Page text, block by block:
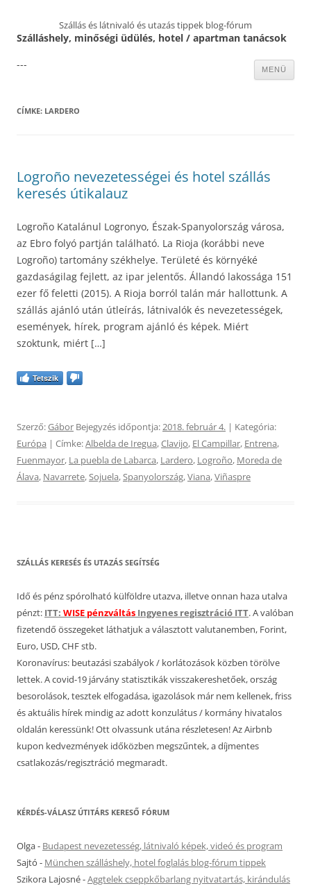
Szállás és látnivaló és utazás tippek blog-fórum
Szálláshely, minőségi üdülés, hotel / apartman tanácsok
MENÜ
---
CÍMKE: LARDERO
Logroño nevezetességei és hotel szállás
keresés útikalauz
Logroño Katalánul Logronyo, Észak-Spanyolország városa,
az Ebro folyó partján található. La Rioja (korábbi neve
Logroño) tartomány székhelye. Területé és környéké
gazdaságilag fejlett, az ipar jelentős. Állandó lakossága 151
ezer fő feletti (2015). A Rioja borról talán már hallottunk. A
szállás ajánló után útleírás, látnivalók és nevezetességek,
események, hírek, program ajánló és képek. Miért
szoktunk, miért […]
Tetszik
Szerző:Gábor Bejegyzés időpontja:2018. február 4. | Kategória:
Európa | Címke:Albelda de Iregua,Clavijo, El Campillar, Entrena,
Fuenmayor, La puebla de Labarca, Lardero, Logroño, Moreda de
Álava, Navarrete,Sojuela,Spanyolország,Viana,Viñaspre
SZÁLLÁS KERESÉS ÉS UTAZÁS SEGÍTSÉG
Idő és pénz spórolható külföldre utazva, illetve onnan haza utalva
pénzt: ITT: WISE pénzváltás Ingyenes regisztráció ITT. A valóban
fizetendő összegeket láthatjuk a választott valutanemben, Forint,
Euro, USD, CHF stb.
Koronavírus: beutazási szabályok / korlátozások közben törölve
lettek. A covid-19 járvány statisztikák visszakereshetőek, ország
besorolások, tesztek elfogadása, igazolások már nem kellenek, friss
és aktuális hírek mindig az adott konzulátus / kormány hivatalos
oldalán keressünk! Ott olvassunk utána részletesen! Az Airbnb
kupon kedvezmények időközben megszűntek, a díjmentes
csatlakozás/regisztráció megmaradt.
KÉRDÉS-VÁLASZ ÚTITÁRS KERESŐ FÓRUM
Olga- Budapest nevezetesség, látnivaló képek, videó és program
Sajtó - München szálláshely, hotel foglalás blog-fórum tippek
Szikora Lajosné-Aggtelek cseppkőbarlang nyitvatartás, kirándulás